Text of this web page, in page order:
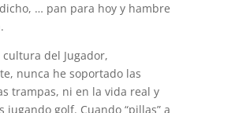
… pan para hoy y hambre
cultura del Jugador,
nunca he soportado las
trampas, ni en la vida real y
jugando golf. Cuando “pillas” a